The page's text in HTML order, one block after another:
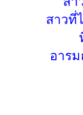
สาวที่
อาร